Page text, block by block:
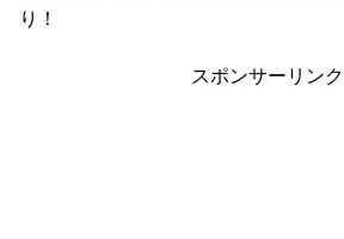
り！
スポンサーリンク